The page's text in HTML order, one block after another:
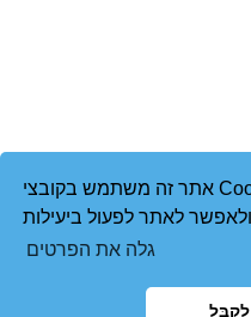
אתר זה משתמש בקובצי Cookie כדי לשפר את
גלה את הפרטים
לְקַבֵּל